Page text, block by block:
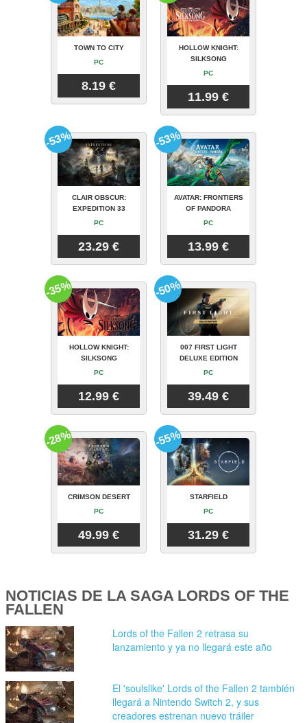
TOWN TO CITY
PC
8.19 €
HOLLOW KNIGHT:
SILKSONG
PC
11.99 €
CLAIR OBSCUR:
EXPEDITION 33
PC
23.29 €
-53%
AVATAR: FRONTIERS
OF PANDORA
PC
13.99 €
-53%
HOLLOW KNIGHT:
SILKSONG
PC
12.99 €
-35%
007 FIRST LIGHT
DELUXE EDITION
PC
39.49 €
-50%
CRIMSON DESERT
PC
49.99 €
-28%
STARFIELD
PC
31.29 €
-55%
NOTICIAS DE LA SAGA LORDS OF THE
FALLEN
Lords of the Fallen 2 retrasa su
lanzamiento y ya no llegará este año
El 'soulslike' Lords of the Fallen 2 también
llegará a Nintendo Switch 2, y sus
creadores estrenan nuevo tráiler